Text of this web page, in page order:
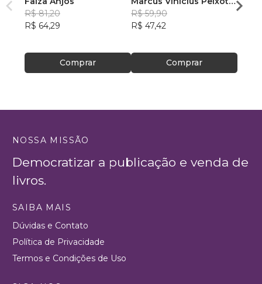
R$ 81,20
R$ 64,29
Comprar
da Silva
R$ 59,90
R$ 47,42
Comprar
NOSSA MISSÃO
Democratizar a publicação e venda de
livros.
SAIBA MAIS
Dúvidas e Contato
Política de Privacidade
Termos e Condições de Uso